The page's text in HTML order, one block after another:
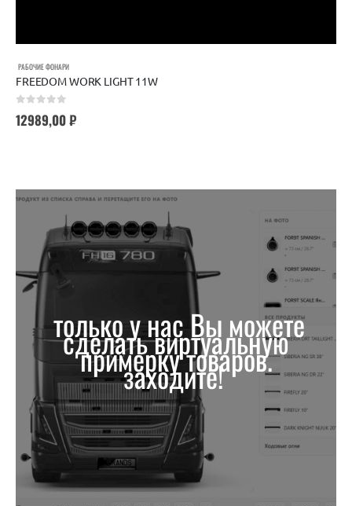
РАБОЧИЕ ФОНАРИ
FREEDOM WORK LIGHT 11W
12989,00₽
только у нас Вы можете
сделать виртуальную
примерку товаров.
заходите!